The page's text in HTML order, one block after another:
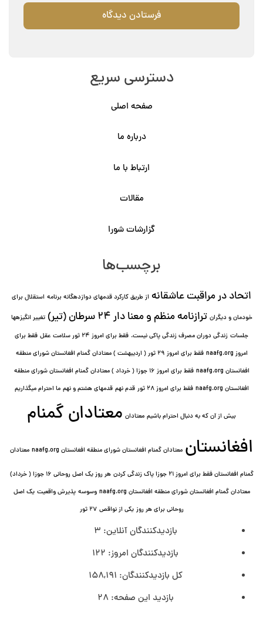
دسترسی سریع
صفحه اصلی
درباره ما
ارتباط با ما
مقالات
گزارشات شورا
برچسب‌ها
اتحاد در مراقبت عاشقانه از طریق کارکرد قدمهای دوازده⁯گانه برنامه استقلال برای
خودمان و دیگران ترازنامه منظم و معنا دار ٢۴ سرطان (تیر)
تغییر انگیزه⁯ها
جلسات زندگی دوران مصرف زندگی پاکی نیست. فقط برای امروز 24 ثور سلامت عقل
فقط برای
امروز naafg.org
فقط برای امروز ٢٩ ثور ( اردیبهشت ) معتادان گمنام افغانستان شورای منطقه
افغانستان naafg.org
فقط برای امروز ۱۶ جوزا ( خرداد ) معتادان گمنام افغانستان شورای منطقه
افغانستان naafg.org
فقط برای امروز ۲۸ ثور قدم نهم قدمهای هشتم و نهم ما احترام میگذاریم
بیش از آن که به دنبال احترام باشیم معتادان معتادان گمنام
افغانستان معتادان گمنام افغانستان شورای منطقه افغانستان naafg.org معتادان
گمنام افغانستان فقط برای امروز ۲۱ جوزا پاک زندگی کردن
هر روز یک اصل روحانی ۱۶ جوزا ( خرداد)
معتادان گمنام افغانستان شورای منطقه افغانستان naafg.org
وسوسه پذيرش واقعیت یک اصل
روحانی برای هر روز یکی از نواقص ۲۷ ثور
بازدیدکنندگان آنلاین: 3
بازدیدکنندگان امروز: 122
کل بازدیدکنند‌گان: 158,191
بازدید این صفحه: 28